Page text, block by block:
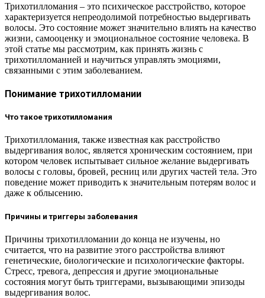
Трихотилломания – это психическое расстройство, которое
характеризуется непреодолимой потребностью выдергивать
волосы. Это состояние может значительно влиять на качество
жизни, самооценку и эмоциональное состояние человека. В
этой статье мы рассмотрим, как принять жизнь с
трихотилломанией и научиться управлять эмоциями,
связанными с этим заболеванием.
Понимание трихотилломании
Что такое трихотилломания
Трихотилломания, также известная как расстройство
выдергивания волос, является хроническим состоянием, при
котором человек испытывает сильное желание выдергивать
волосы с головы, бровей, ресниц или других частей тела. Это
поведение может приводить к значительным потерям волос и
даже к облысению.
Причины и триггеры заболевания
Причины трихотилломании до конца не изучены, но
считается, что на развитие этого расстройства влияют
генетические, биологические и психологические факторы.
Стресс, тревога, депрессия и другие эмоциональные
состояния могут быть триггерами, вызывающими эпизоды
выдергивания волос.